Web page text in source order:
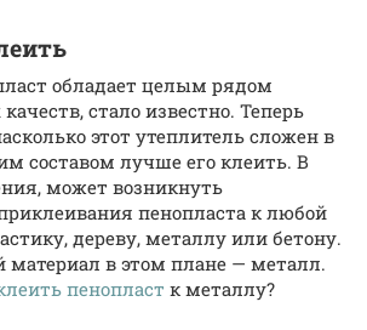
обладает целым рядом
стало известно. Теперь
этот утеплитель сложен в
составом лучше его клеить. В
может возникнуть
пенопласта к любой
дереву, металлу или бетону.
в этом плане — металл.
пенопласт к металлу?